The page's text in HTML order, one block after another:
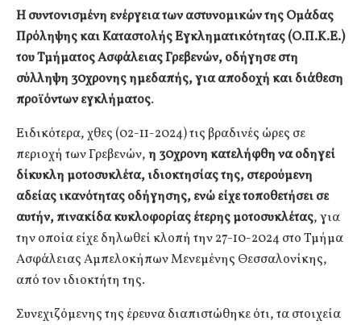
Η συντονισμένη ενέργεια των αστυνομικών της Ομάδας
Πρόληψης και Καταστολής Εγκληματικότητας (Ο.Π.Κ.Ε.)
του Τμήματος Ασφάλειας Γρεβενών, οδήγησε στη
σύλληψη 30χρονης ημεδαπής, για αποδοχή και διάθεση
προϊόντων εγκλήματος.
Ειδικότερα, χθες (02-11-2024) τις βραδινές ώρες σε
περιοχή των Γρεβενών,η 30χρονη κατελήφθη να οδηγεί
δίκυκλη μοτοσυκλέτα, ιδιοκτησίας της, στερούμενη
αδείας ικανότητας οδήγησης, ενώ είχε τοποθετήσει σε
αυτήν, πινακίδα κυκλοφορίας έτερης μοτοσυκλέτας, για
την οποία είχε δηλωθεί κλοπή την 27-10-2024 στο Τμήμα
Ασφάλειας Αμπελοκήπων Μενεμένης Θεσσαλονίκης,
από τον ιδιοκτήτη της.
Συνεχιζόμενης της έρευνα διαπιστώθηκε ότι, τα στοιχεία